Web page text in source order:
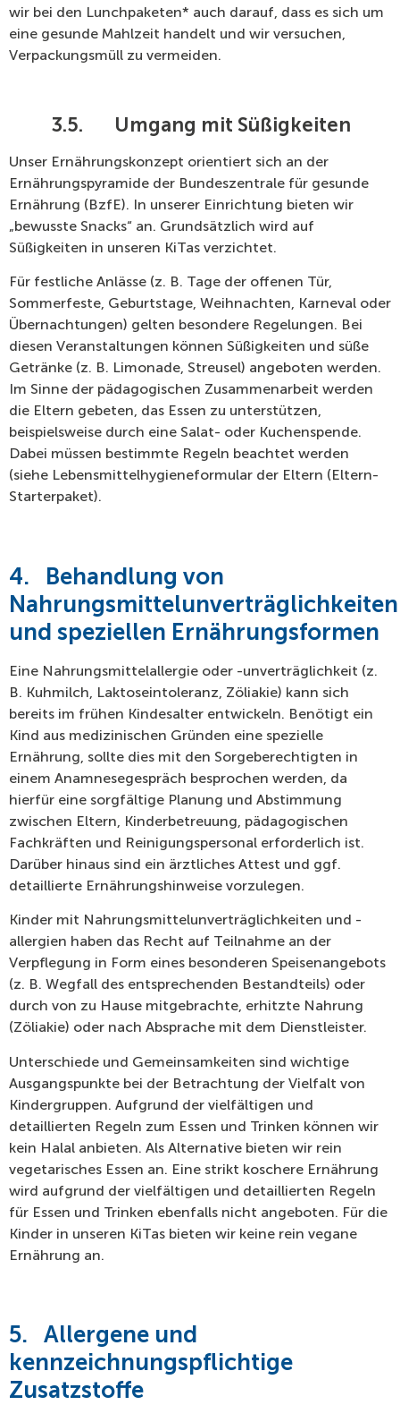
wir bei den Lunchpaketen* auch darauf, dass es sich um
eine gesunde Mahlzeit handelt und wir versuchen,
Verpackungsmüll zu vermeiden.
3.5. Umgang mit Süßigkeiten
Unser Ernährungskonzept orientiert sich an der
Ernährungspyramide der Bundeszentrale für gesunde
Ernährung (BzfE). In unserer Einrichtung bieten wir
„bewusste Snacks“ an. Grundsätzlich wird auf
Süßigkeiten in unseren KiTas verzichtet.
Für festliche Anlässe (z. B. Tage der offenen Tür,
Sommerfeste, Geburtstage, Weihnachten, Karneval oder
Übernachtungen) gelten besondere Regelungen. Bei
diesen Veranstaltungen können Süßigkeiten und süße
Getränke (z. B. Limonade, Streusel) angeboten werden.
Im Sinne der pädagogischen Zusammenarbeit werden
die Eltern gebeten, das Essen zu unterstützen,
beispielsweise durch eine Salat- oder Kuchenspende.
Dabei müssen bestimmte Regeln beachtet werden
(siehe Lebensmittelhygieneformular der Eltern (Eltern-
Starterpaket).
4. Behandlung von
Nahrungsmittelunverträglichkeiten
und speziellen Ernährungsformen
Eine Nahrungsmittelallergie oder -unverträglichkeit (z.
B. Kuhmilch, Laktoseintoleranz, Zöliakie) kann sich
bereits im frühen Kindesalter entwickeln. Benötigt ein
Kind aus medizinischen Gründen eine spezielle
Ernährung, sollte dies mit den Sorgeberechtigten in
einem Anamnesegespräch besprochen werden, da
hierfür eine sorgfältige Planung und Abstimmung
zwischen Eltern, Kinderbetreuung, pädagogischen
Fachkräften und Reinigungspersonal erforderlich ist.
Darüber hinaus sind ein ärztliches Attest und ggf.
detaillierte Ernährungshinweise vorzulegen.
Kinder mit Nahrungsmittelunverträglichkeiten und -
allergien haben das Recht auf Teilnahme an der
Verpflegung in Form eines besonderen Speisenangebots
(z. B. Wegfall des entsprechenden Bestandteils) oder
durch von zu Hause mitgebrachte, erhitzte Nahrung
(Zöliakie) oder nach Absprache mit dem Dienstleister.
Unterschiede und Gemeinsamkeiten sind wichtige
Ausgangspunkte bei der Betrachtung der Vielfalt von
Kindergruppen. Aufgrund der vielfältigen und
detaillierten Regeln zum Essen und Trinken können wir
kein Halal anbieten. Als Alternative bieten wir rein
vegetarisches Essen an. Eine strikt koschere Ernährung
wird aufgrund der vielfältigen und detaillierten Regeln
für Essen und Trinken ebenfalls nicht angeboten. Für die
Kinder in unseren KiTas bieten wir keine rein vegane
Ernährung an.
5. Allergene und
kennzeichnungspflichtige
Zusatzstoffe